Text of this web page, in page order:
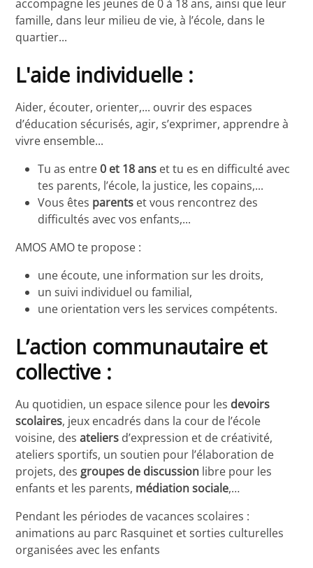
accompagne les jeunes de 0 à 18 ans, ainsi que leur
famille, dans leur milieu de vie, à l’école, dans le
quartier...
L'aide individuelle :
Aider, écouter, orienter,... ouvrir des espaces
d’éducation sécurisés, agir, s’exprimer, apprendre à
vivre ensemble...
Tu as entre0 et 18 ans et tu es en difficulté avec
tes parents, l’école, la justice, les copains,...
Vous êtes parents et vous rencontrez des
difficultés avec vos enfants,...
AMOS AMO te propose :
une écoute, une information sur les droits,
un suivi individuel ou familial,
une orientation vers les services compétents.
L’action communautaire et
collective :
Au quotidien, un espace silence pour les devoirs
scolaires, jeux encadrés dans la cour de l’école
voisine, desateliers d’expression et de créativité,
ateliers sportifs, un soutien pour l’élaboration de
projets, des groupes de discussion libre pour les
enfants et les parents, médiation sociale,…
Pendant les périodes de vacances scolaires :
animations au parc Rasquinet et sorties culturelles
organisées avec les enfants